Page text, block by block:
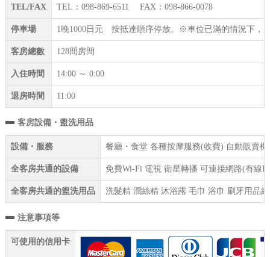
TEL/FAX TEL：098-869-6511 FAX：098-866-0078
停車場 1晚1000日元 按抵達順序停放。※車位已滿的情況下，
客房總數 128間房間
入住時間 14:00 ～ 0:00
退房時間 11:00
客房設備・盥洗用品
設備・服務 餐廳・食堂 各種按摩服務(收費) 自動販賣
全客房共通的設備 免費Wi-Fi 電視 衛星轉播 可連接網路(有線
全客房共通的盥洗用品 洗髮精 潤絲精 沐浴露 毛巾 浴巾 刷牙用品
注意事項等
可使用的信用卡